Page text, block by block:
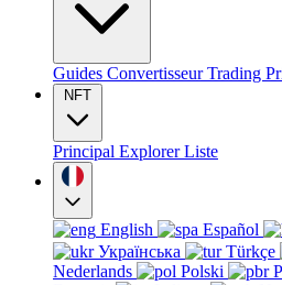
Guides ConvertisseurTrading
NFT
Principal ExplorerListe
English Español
Українська
Türkçe
Nederlands
Polski